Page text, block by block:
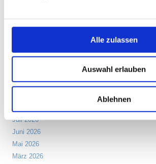
Alle zulassen
Auswahl erlauben
Ablehnen
Der neutrale Geist – die Kunst, frei zu handeln
Surya und die Sonnenkraft der
Juli 2026
Juni 2026
Mai 2026
März 2026